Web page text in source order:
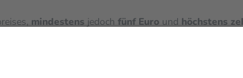
mindestens jedoch fünf Euro und höchstens